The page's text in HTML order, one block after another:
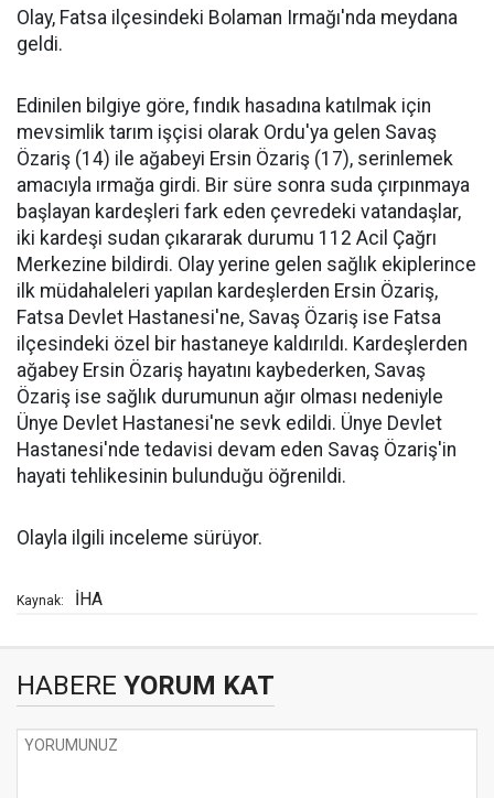
Olay, Fatsa ilçesindeki Bolaman Irmağı'nda meydana
geldi.
Edinilen bilgiye göre, fındık hasadına katılmak için
mevsimlik tarım işçisi olarak Ordu'ya gelen Savaş
Özariş (14) ile ağabeyi Ersin Özariş (17), serinlemek
amacıyla ırmağa girdi. Bir süre sonra suda çırpınmaya
başlayan kardeşleri fark eden çevredeki vatandaşlar,
iki kardeşi sudan çıkararak durumu 112 Acil Çağrı
Merkezine bildirdi. Olay yerine gelen sağlık ekiplerince
ilk müdahaleleri yapılan kardeşlerden Ersin Özariş,
Fatsa Devlet Hastanesi'ne, Savaş Özariş ise Fatsa
ilçesindeki özel bir hastaneye kaldırıldı. Kardeşlerden
ağabey Ersin Özariş hayatını kaybederken, Savaş
Özariş ise sağlık durumunun ağır olması nedeniyle
Ünye Devlet Hastanesi'ne sevk edildi. Ünye Devlet
Hastanesi'nde tedavisi devam eden Savaş Özariş'in
hayati tehlikesinin bulunduğu öğrenildi.
Olayla ilgili inceleme sürüyor.
Kaynak: İHA
HABERE YORUM KAT